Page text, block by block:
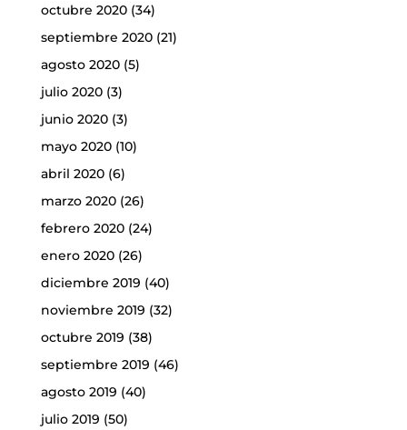
octubre 2020(34)
septiembre 2020(21)
agosto 2020(5)
julio 2020(3)
junio 2020(3)
mayo 2020(10)
abril 2020(6)
marzo 2020(26)
febrero 2020(24)
enero 2020(26)
diciembre 2019 (40)
noviembre 2019 (32)
octubre 2019 (38)
septiembre 2019 (46)
agosto 2019 (40)
julio 2019 (50)